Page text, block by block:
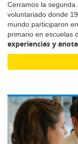
Cerramos la
voluntariado donde
mundo participaron
primario en escuelas
experiencias y